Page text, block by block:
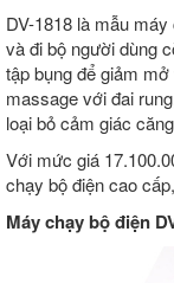
DV-1818 là mẫu
và đi bộ người dùng
tập bụng để giảm
massage với đai
loại bỏ cảm giác
Với mức giá
chạy bộ điện cao
Máy chạy bộ điện